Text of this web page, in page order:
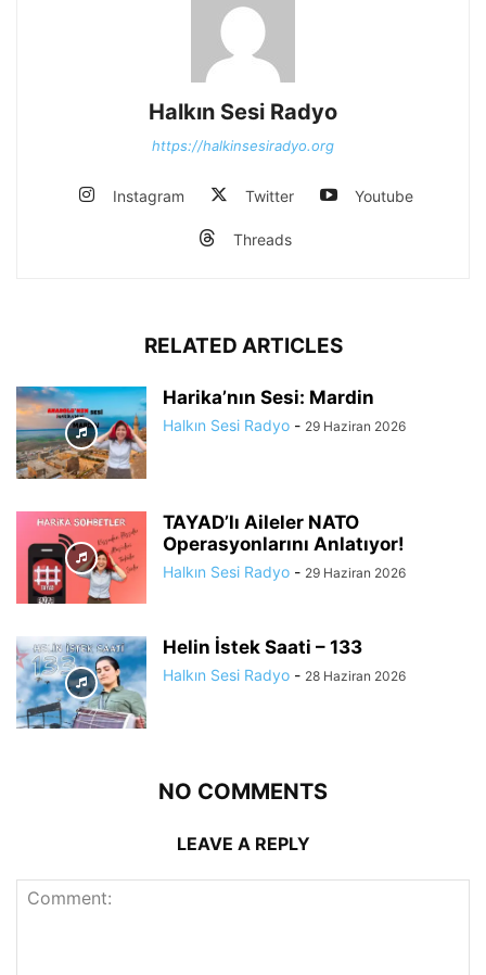
Halkın Sesi Radyo
https://halkinsesiradyo.org
Instagram Twitter Youtube
Threads
RELATED ARTICLES
Harika’nın Sesi: Mardin
Halkın Sesi Radyo - 29 Haziran 2026
TAYAD’lı Aileler NATO
Operasyonlarını Anlatıyor!
Halkın Sesi Radyo - 29 Haziran 2026
Helin İstek Saati – 133
Halkın Sesi Radyo - 28 Haziran 2026
NO COMMENTS
LEAVE A REPLY